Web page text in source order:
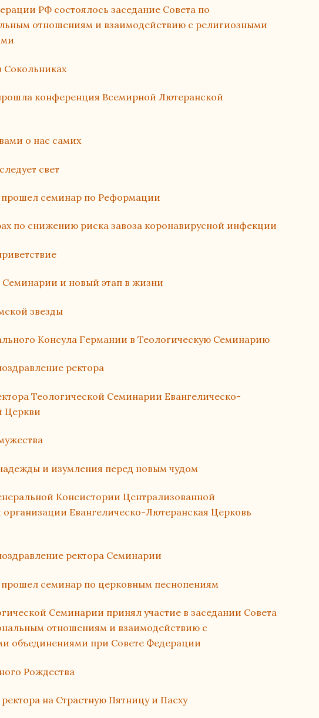
РФ состоялось заседание Совета по
отношениям и взаимодействию с религиозными
Сокольниках
конференция Всемирной Лютеранской
о нас самих
свет
прошел семинар по Реформации
по снижению риска завоза коронавирусной инфекции
и новый этап в жизни
звезды
Консула Германии в Теологическую Семинарию
ректора
Теологической Семинарии Евангелическо-
Церкви
и изумления перед новым чудом
Консистории Централизованной
организации Евангелическо-Лютеранская Церковь
ректора Семинарии
прошел семинар по церковным песнопениям
Семинарии принял участие в заседании Совета
отношениям и взаимодействию с
объединениями при Совете Федерации
Рождества
на Страстную Пятницу и Пасху